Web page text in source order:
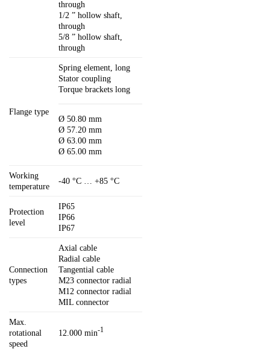
through
1/2 ” hollow shaft,
through
5/8 ” hollow shaft,
through
Flange type
Spring element, long
Stator coupling
Torque brackets long
Ø 50.80 mm
Ø 57.20 mm
Ø 63.00 mm
Ø 65.00 mm
Working
temperature
-40 °C … +85 °C
Protection
level
IP65
IP66
IP67
Connection
types
Axial cable
Radial cable
Tangential cable
M23 connector radial
M12 connector radial
MIL connector
Max.
rotational
speed
12.000 min-1